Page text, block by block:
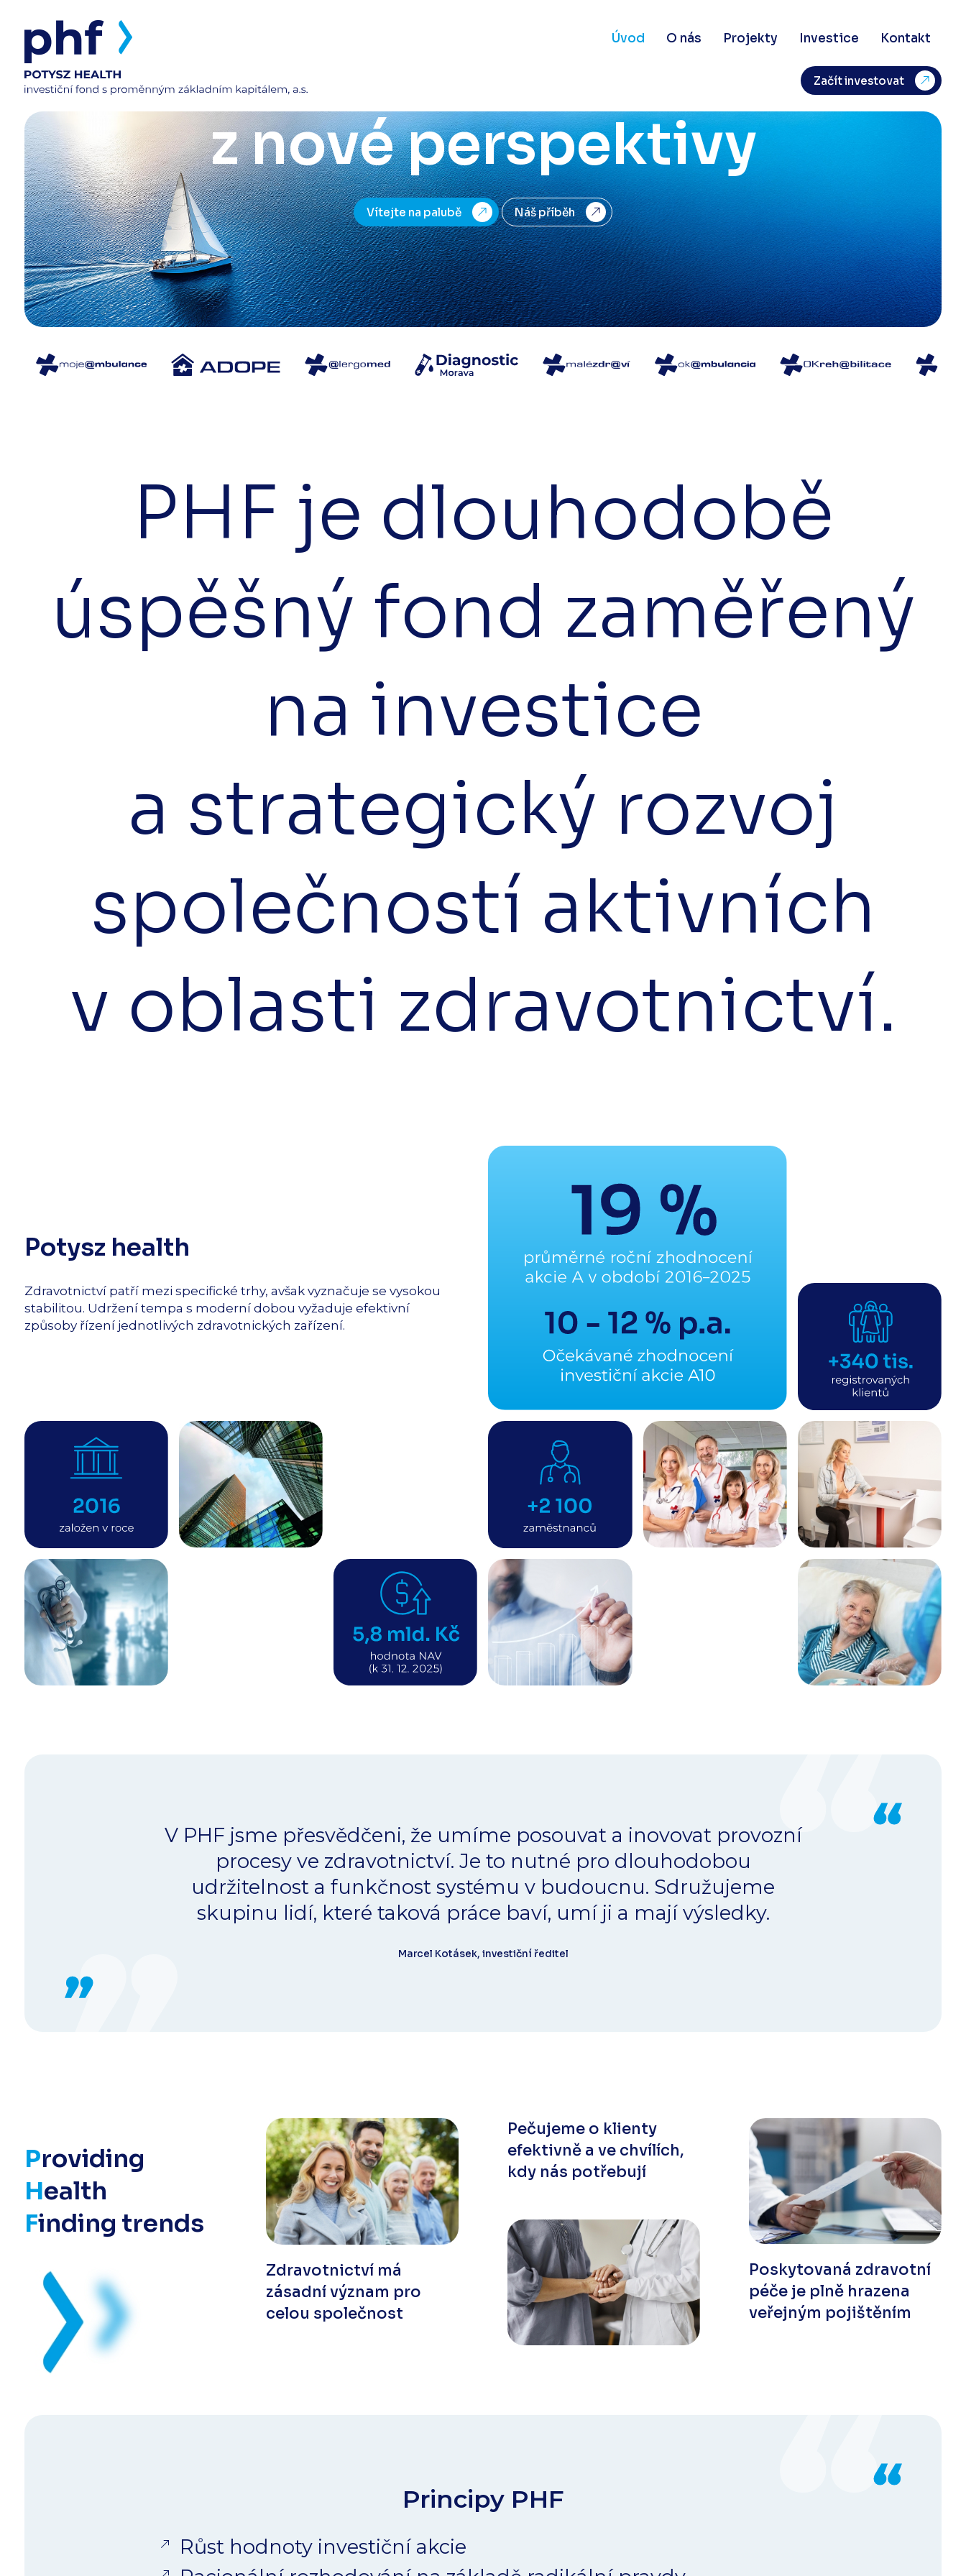
Úvod O nás Projekty Investice Kontakt
Začít investovat
zdravotnictví
z nové perspektivy
Vítejte na palubě Náš příběh
PHF je dlouhodobě
úspěšný fond zaměřený
na investice
a strategický rozvoj
společností aktivních
v oblasti zdravotnictví.
Potysz health
Zdravotnictví patří mezi specifické trhy, avšak vyznačuje se vysokou
stabilitou. Udržení tempa s moderní dobou vyžaduje efektivní
způsoby řízení jednotlivých zdravotnických zařízení.
V PHF jsme přesvědčeni, že umíme posouvat a inovovat provozní
procesy ve zdravotnictví. Je to nutné pro dlouhodobou
udržitelnost a funkčnost systému v budoucnu. Sdružujeme
skupinu lidí, které taková práce baví, umí ji a mají výsledky.
Marcel Kotásek, investiční ředitel
Providing
Health
Finding trends
Zdravotnictví má
zásadní význam pro
celou společnost
Pečujeme o klienty
efektivně a ve chvílích,
kdy nás potřebují
Poskytovaná zdravotní
péče je plně hrazena
veřejným pojištěním
Principy PHF
Růst hodnoty investiční akcie